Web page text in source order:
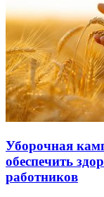
Уборочная
обеспечить
работников